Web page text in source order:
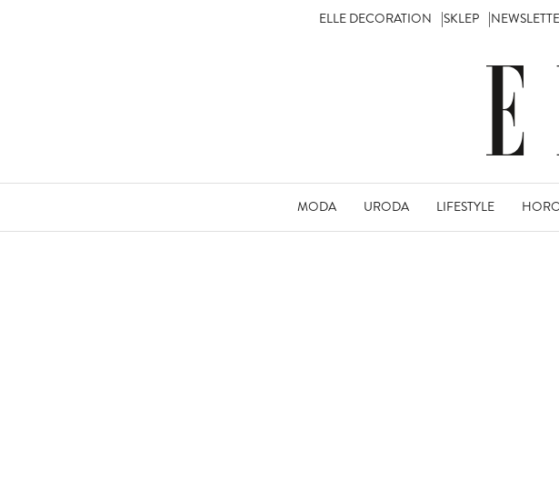
ELLE DECORATION SKLEP
MODA URODA LIFESTYLE